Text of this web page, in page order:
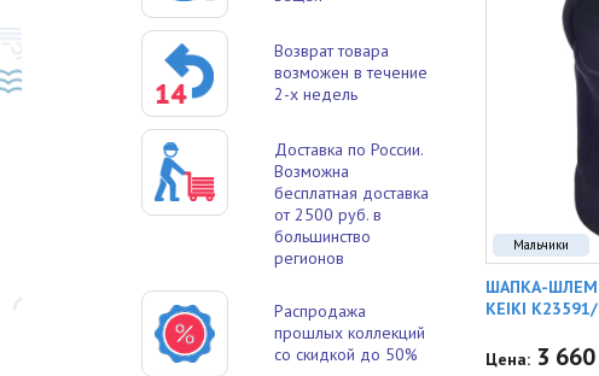
Возврат товара
возможен в течение
2-х недель
Доставка по России.
Возможна
бесплатная доставка
от 2500 руб. в
большинство
регионов
Распродажа
прошлых коллекций
со скидкой до 50%
Мальчики
ШАПКА-ШЛЕМ
KEIKI
Цена: 3 660